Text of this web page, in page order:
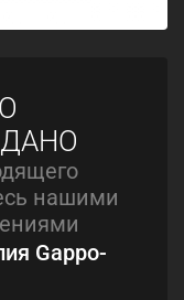
нашими
Gappo-